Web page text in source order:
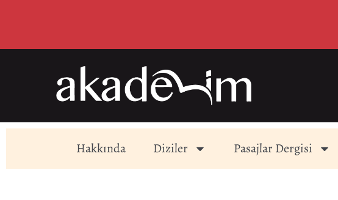
Hakkında Diziler Pasajlar Dergisi